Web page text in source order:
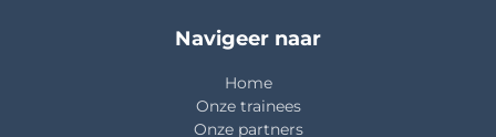
Navigeer naar
Home
Onze trainees
Onze partners